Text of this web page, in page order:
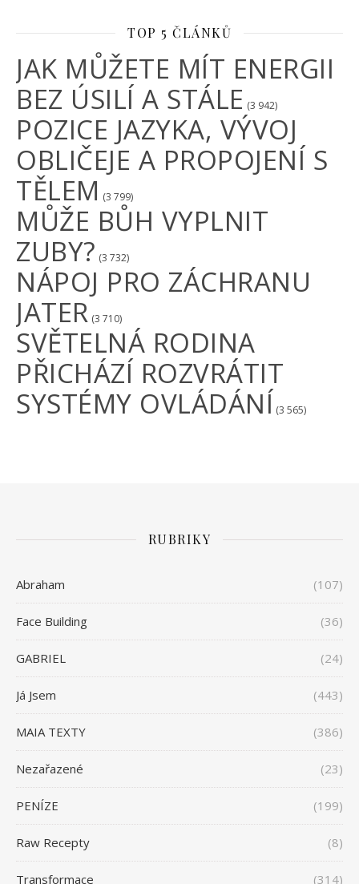
TOP 5 ČLÁNKŮ
JAK MŮŽETE MÍT ENERGII
BEZ ÚSILÍ A STÁLE (3 942)
POZICE JAZYKA, VÝVOJ
OBLIČEJE A PROPOJENÍ S
TĚLEM (3 799)
MŮŽE BŮH VYPLNIT
ZUBY? (3 732)
NÁPOJ PRO ZÁCHRANU
JATER (3 710)
SVĚTELNÁ RODINA
PŘICHÁZÍ ROZVRÁTIT
SYSTÉMY OVLÁDÁNÍ (3 565)
RUBRIKY
Abraham (107)
Face Building (36)
GABRIEL (24)
Já Jsem (443)
MAIA TEXTY (386)
Nezařazené (23)
PENÍZE (199)
Raw Recepty (8)
Transformace (314)